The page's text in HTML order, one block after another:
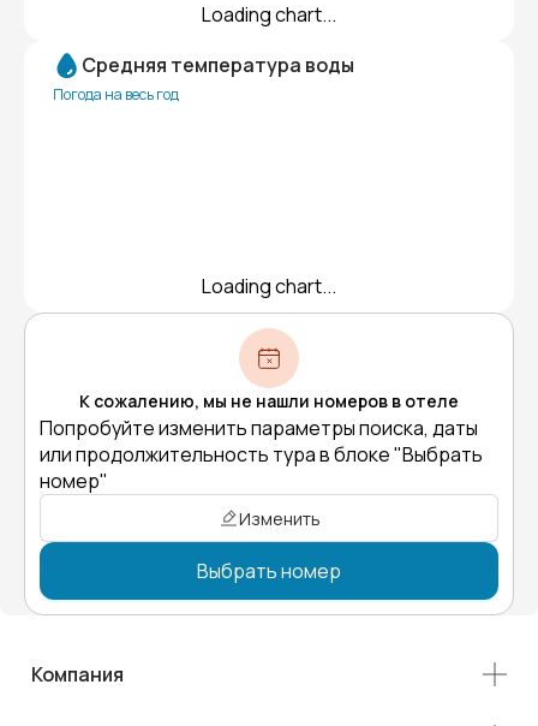
Loading chart...
Средняя температура воды
Погода на весь год
Loading chart...
К сожалению, мы не нашли номеров в отеле
Попробуйте изменить параметры поиска, даты
или продолжительность тура в блоке "Выбрать
номер"
Изменить
Выбрать номер
Компания